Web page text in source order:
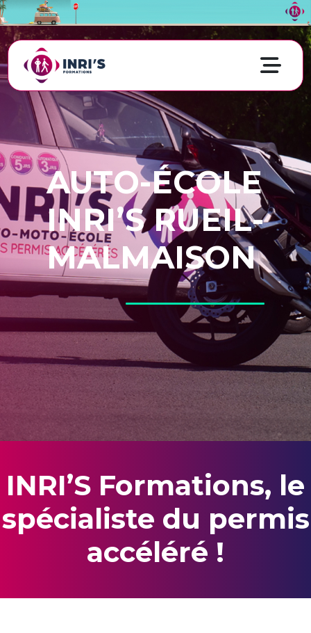
AUTO-ÉCOLE
INRI’S RUEIL-
MALMAISON
INRI’S Formations, le
spécialiste du permis
accéléré !